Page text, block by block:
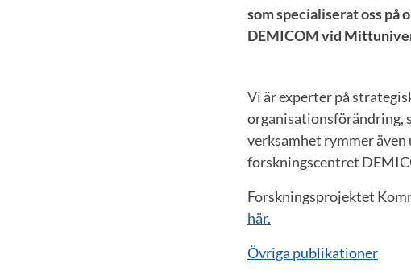
som specialiserat oss
DEMICOM vid
Vi är experter på
organisationsförändring,
verksamhet rymmer
forskningscentret
Forskningsprojektet
här.
Övriga publikationer